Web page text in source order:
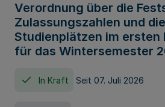
Verordnung über die
Zulassungszahlen und
Studienplätzen im ersten
für das Wintersemester
In Kraft Seit 07. Juli 2026